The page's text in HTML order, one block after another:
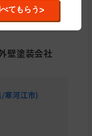
ックする
壁塗装会社
寒河江市)
てもらう>